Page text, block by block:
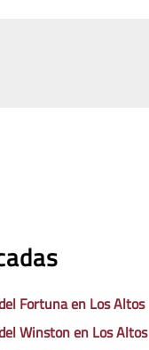
Fortuna en Los Altos
Winston en Los Altos